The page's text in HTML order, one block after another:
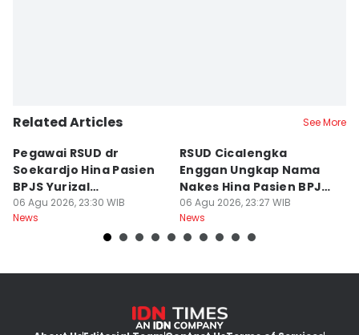
Related Articles See More
Pegawai RSUD dr
Soekardjo Hina Pasien
BPJS Yurizal
Mengundurkan Diri
06 Agu 2026, 23:30 WIB
News
RSUD Cicalengka
Enggan Ungkap Nama
Nakes Hina Pasien BPJS
Yurizal
06 Agu 2026, 23:27 WIB
News